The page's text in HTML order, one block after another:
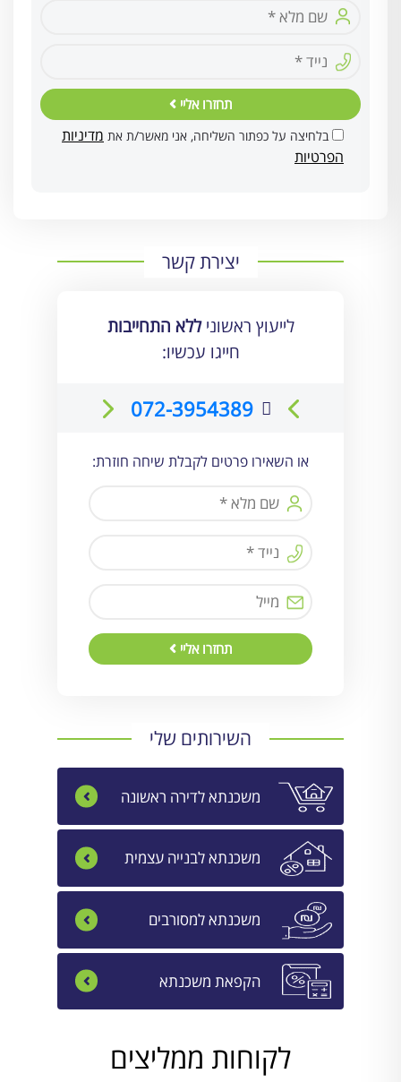
תחזרו אליי
בלחיצה על כפתור השליחה, אני מאשר/ת את מדיניות
הפרטיות
יצירת קשר
לייעוץ ראשוניללא התחייבות
חייגו עכשיו:
072-3954389
או השאירו פרטים לקבלת שיחה חוזרת:
תחזרו אליי
השירותים שלי
משכנתא לדירה ראשונה
משכנתא לבנייה עצמית
משכנתא למסורבים
הקפאת משכנתא
לקוחות ממליצים